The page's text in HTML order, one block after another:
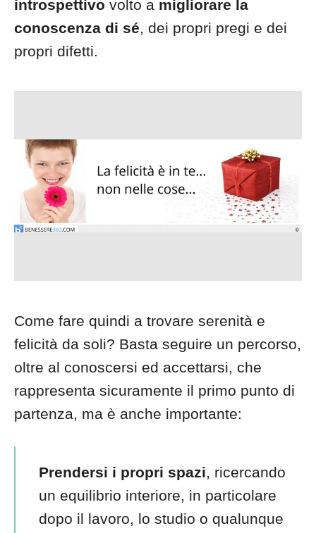
introspettivo volto a migliorare la
conoscenza di sé, dei propri pregi e dei
propri difetti.
Come fare quindi a trovare serenità e
felicità da soli? Basta seguire un percorso,
oltre al conoscersi ed accettarsi, che
rappresenta sicuramente il primo punto di
partenza, ma è anche importante:
Prendersi i propri spazi, ricercando
un equilibrio interiore, in particolare
dopo il lavoro, lo studio o qualunque